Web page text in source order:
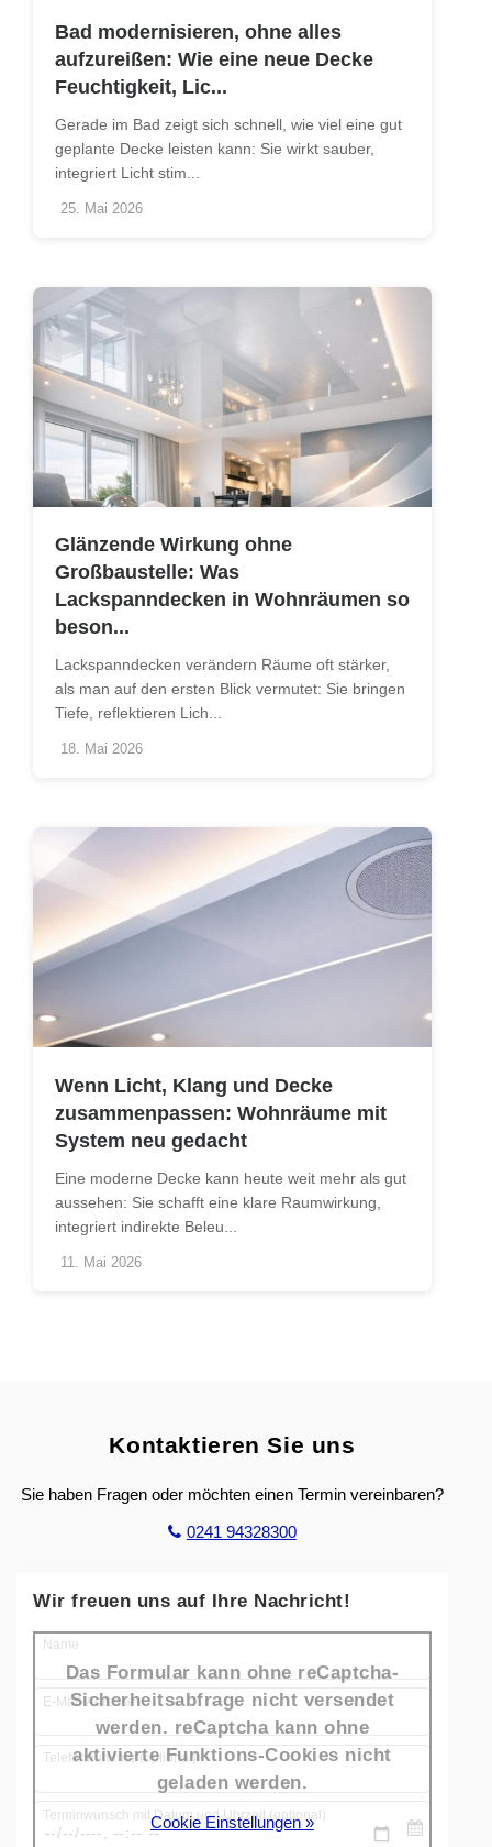
Bad modernisieren, ohne alles
aufzureißen: Wie eine neue Decke
Feuchtigkeit, Lic...
Gerade im Bad zeigt sich schnell, wie viel eine gut
geplante Decke leisten kann: Sie wirkt sauber,
integriert Licht stim...
25. Mai 2026
Glänzende Wirkung ohne
Großbaustelle: Was
Lackspanndecken in Wohnräumen so
beson...
Lackspanndecken verändern Räume oft stärker,
als man auf den ersten Blick vermutet: Sie bringen
Tiefe, reflektieren Lich...
18. Mai 2026
Wenn Licht, Klang und Decke
zusammenpassen: Wohnräume mit
System neu gedacht
Eine moderne Decke kann heute weit mehr als gut
aussehen: Sie schafft eine klare Raumwirkung,
integriert indirekte Beleu...
11. Mai 2026
Kontaktieren Sie uns
Sie haben Fragen oder möchten einen Termin vereinbaren?
0241 94328300
Wir freuen uns auf Ihre Nachricht!
Name
E-Mail-Adresse
Telefonnummer (optional)
Terminwunsch mit Datum und Uhrzeit (optional)
Das Formular kann ohne reCaptcha-
Sicherheitsabfrage nicht versendet
werden. reCaptcha kann ohne
aktivierte Funktions-Cookies nicht
geladen werden.
Cookie Einstellungen »